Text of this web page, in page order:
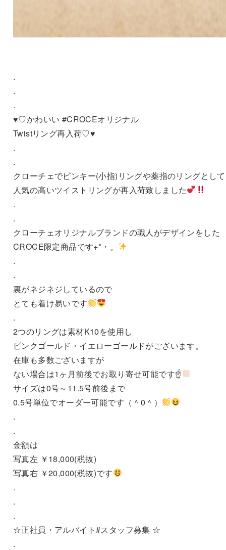
.
.
.
♥️♡かわいい #CROCEオリジナル
Twistリング再入荷♡♥️
.
.
クローチェでピンキー(小指)リングや薬指のリングとして
人気の高いツイストリングが再入荷致しました
.
.
クローチェオリジナルブランドの職人がデザインをした
CROCE限定商品です+*・。
.
.
裏がネジネジしているので
とても着け易いです
.
2つのリングは素材K10を使用し
ピンクゴールド・イエローゴールドがございます。
在庫も多数ございますが
ない場合は1ヶ月前後でお取り寄せ可能です☝
サイズは0号～11.5号前後まで
0.5号単位でオーダー可能です（＾0＾）
.
.
金額は
写真左 ￥18,000(税抜)
写真右 ￥20,000(税抜)です
.
.
.
☆正社員・アルバイト#スタッフ募集 ☆
.